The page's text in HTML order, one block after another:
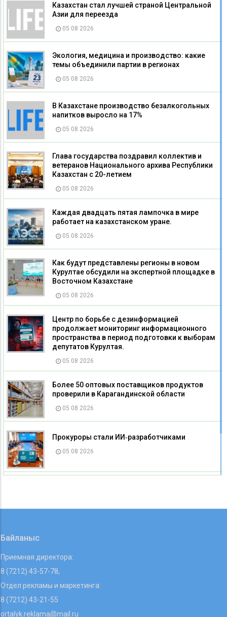
Казахстан стал лучшей страной Центральной
Азии для переезда
05 08 2026
Экология, медицина и производство: какие
темы объединили партии в регионах
05 08 2026
В Казахстане производство безалкогольных
напитков выросло на 17%
05 08 2026
Глава государства поздравил коллектив и
ветеранов Национального архива Республики
Казахстан с 20-летием
05 08 2026
Каждая двадцать пятая лампочка в мире
работает на казахстанском уране.
05 08 2026
Как будут представлены регионы в новом
Курултае обсудили на экспертной площадке в
Восточном Казахстане
05 08 2026
Центр по борьбе с дезинформацией
продолжает мониторинг информационного
пространства в период подготовки к выборам
депутатов Курултая.
05 08 2026
Более 50 оптовых поставщиков продуктов
проверили в Карагандинской области
05 08 2026
Прокуроры стали ИИ‑разработчиками
05 08 2026
05 08 2026
Байланыс
Приемная директора:
8 (7212) 43-57-78,
Отдел рекламы и маркетинга:
8 (7212) 43-21-55
ortalyk.reklama@mail.ru